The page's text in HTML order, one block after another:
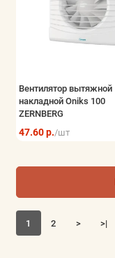
Вентилятор вытяжной
накладной Oniks 100
ZERNBERG
47.60 р./шт
1 2 > >|